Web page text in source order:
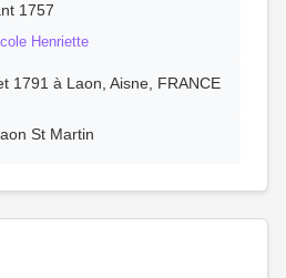
1757
Henriette
1791 à Laon, Aisne, FRANCE
St Martin